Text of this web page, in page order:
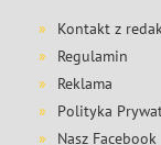
Kontakt z
Regulamin
Reklama
Polityka
Nasz Facebook